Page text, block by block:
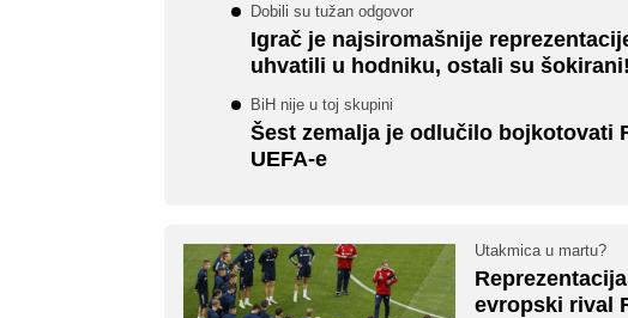
Dobili su tužan odgovor
Igrač je najsiromašnije
uhvatili u hodniku, ostali su šokirani!
BiH nije u toj skupini
Šest zemalja je odlučilo bojkotovati
UEFA-e
Utakmica u martu?
evropski rival